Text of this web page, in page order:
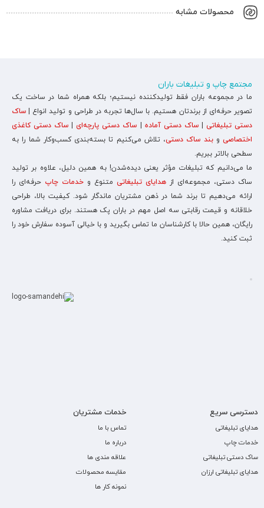
محصولات مشابه
مجتمع چاپ و تبلیغات باران
ما در مجموعه باران فقط تولیدکننده نیستیم؛ بلکه همراه شما در ساخت یک
تصویر حرفه‌ای از برندتان هستیم. با سال‌ها تجربه در طراحی و تولید انواع | ساک
دستی تبلیغاتی |ساک دستی آماده | ساک دستی پارچه‌ای| ساک دستی کاغذی
اختصاصی وبند ساک دستی، تلاش می‌کنیم تا بسته‌بندی کسب‌وکار شما را به
سطحی بالاتر ببریم.
ما می‌دانیم که تبلیغات مؤثر یعنی دیده‌شدن! به همین دلیل، علاوه بر تولید
ساک دستی، مجموعه‌ای از هدایای تبلیغاتی متنوع و خدمات چاپ حرفه‌ای را
ارائه می‌دهیم تا برند شما در ذهن مشتریان ماندگار شود. کیفیت بالا، طراحی
خلاقانه و قیمت رقابتی سه اصل مهم در باران پک هستند. برای دریافت مشاوره
رایگان، همین حالا با کارشناسان ما تماس بگیرید و با خیالی آسوده سفارش خود را
ثبت کنید.
دسترسی سریع
هدایای تبلیغاتی
خدمات چاپ
ساک دستی تبلیغاتی
هدایای تبلیغاتی ارزان
خدمات مشتریان
تماس با ما
درباره ما
علاقه مندی ها
مقایسه محصولات
نمونه کار ها